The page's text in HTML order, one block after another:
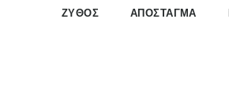
ΖΥΘΟΣ ΑΠΟΣΤΑΓΜΑ